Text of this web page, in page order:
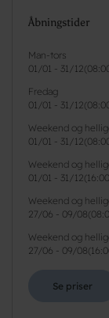
Åbningstider
Man-tors
01/01 - 31/12(
Fredag
01/01 - 31/12(
Weekend og
01/01 - 31/12(
Weekend og
01/01 - 31/12(
Weekend og
27/06 - 09/08(
Weekend og
27/06 - 09/08(
Se priser